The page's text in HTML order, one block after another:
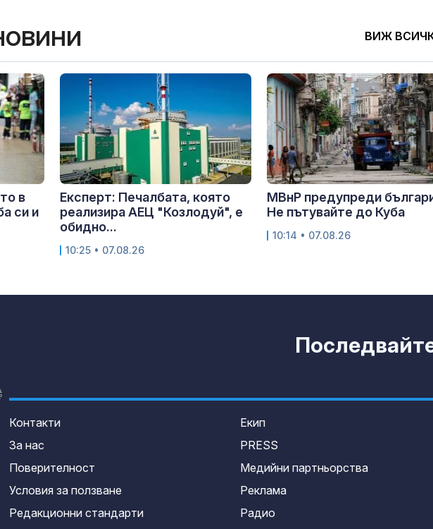
ВИЖ
в
си и
Експерт: Печалбата, която
реализира АЕЦ "Козлодуй", е
обидно...
10:25 • 07.08.26
МВнР предупреди
Не пътувайте до Куба
10:14 • 07.08.26
Контакти
За нас
Поверителност
Условия за ползване
Редакционни стандарти
Екип
PRESS
Медийни партньорства
Реклама
Радио